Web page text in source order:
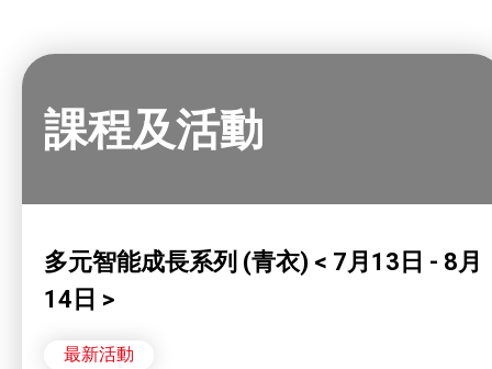
課程及活動
多元智能成長系列 (青衣) < 7月13日 - 8月
14日 >
最新活動